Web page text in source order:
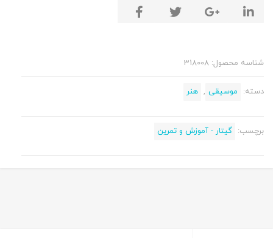
شناسه محصول: 318008
دسته: موسیقی , هنر
برچسب: گیتار - آموزش و تمرین